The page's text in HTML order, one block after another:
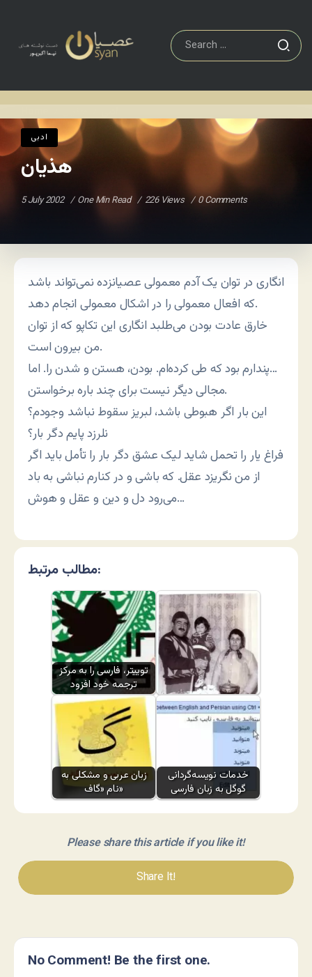
ادبی
هذیان
5 July 2002 One Min Read 226 Views 0 Comments
انگاری در توان یک آدم معمولی عصیانزده نمی‌تواند باشد
که افعال معمولی را در اشکال معمولی انجام دهد.
خارق عادت بودن می‌طلبد انگاری این تکاپو که از توان
من بیرون است.
پندارم بود که طی کرده‌ام. بودن، هستن و شدن را. اما…
مجالی دیگر نیست برای چند باره برخواستن.
این بار اگر هبوطی باشد، لبریز سقوط نباشد وجودم؟
نلرزد پایم دگر بار؟
فراغ یار را تحمل شاید لیک عشق دگر بار را تأمل باید اگر
از من نگریزد عقل. که باشی و در کنارم نباشی به باد
می‌رود دل و دین و عقل و هوش…
مطالب مرتبط:
توییتر، فارسی را به مرکز
ترجمه خود افزود
پادشاهی بود اندر یمن
زبان عربی و مشکلی به
نام «گاف»
خدمات نویسه‌گردانی
گوگل به زبان فارسی
Please share this article if you like it!
Share It!
No Comment! Be the first one.